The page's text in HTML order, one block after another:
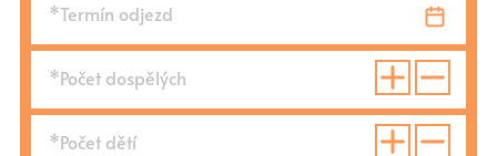
*Termín odjezd
*Počet dospělých
*Počet dětí